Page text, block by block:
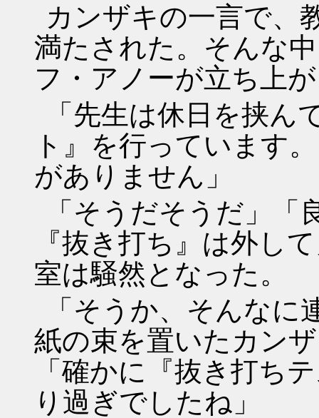
カンザキの一言で、
満たされた。そんな
フ・アノーが立ち上
「先生は休日を挟ん
ト』を行っています
がありません」
「そうだそうだ」
『抜き打ち』は外し
室は騒然となった。
「そうか、そんな
紙の束を置いたカン
「確かに『抜き打ち
り過ぎでしたね」